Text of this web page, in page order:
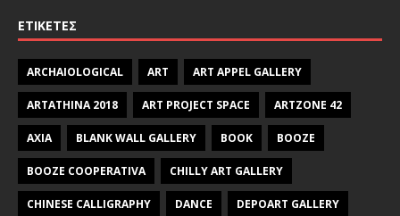
ΕΤΙΚΈΤΕΣ
ARCHAIOLOGICAL ART ART APPEL GALLERY
ARTATHINA 2018 ART PROJECT SPACE ARTZONE 42
AXIA BLANK WALL GALLERY BOOK BOOZE
BOOZE COOPERATIVA CHILLY ART GALLERY
CHINESE CALLIGRAPHY DANCE DEPOART GALLERY